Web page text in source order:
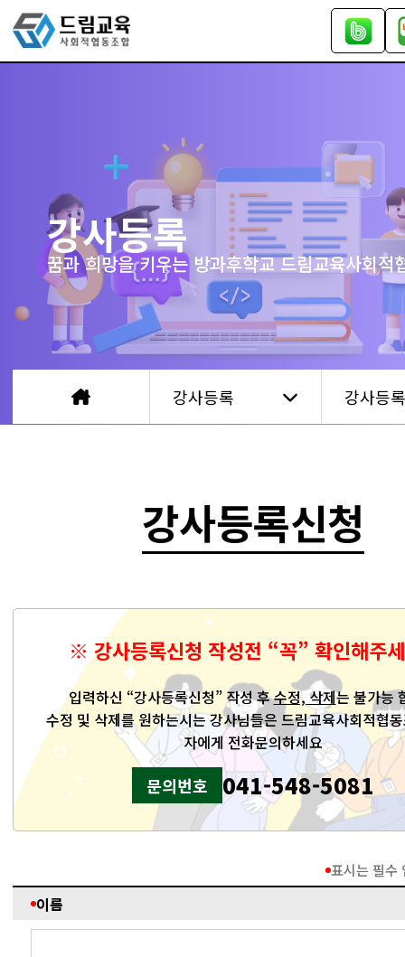
강사등록
꿈과 희망을 키우는 방과후학교 드림교육사회적
강사등록 강사등
강사등록신청
※ 강사등록신청 작성전 “꼭” 확인해주
입력하신 “강사등록신청” 작성 후수정, 삭제는 불가능
수정 및 삭제를 원하는시는 강사님들은 드림교육사회적협
자에게 전화문의하세요
문의번호 041-548-5081
표시는 필수
이름